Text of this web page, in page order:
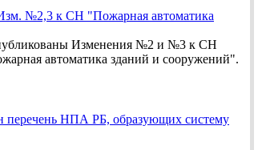
№2,3 к СН "Пожарная автоматика
Изменения №2 и №3 к СН
автоматика зданий и сооружений".
перечень НПА РБ, образующих систему